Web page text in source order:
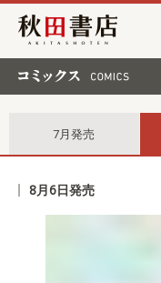
秋田書店
7月発売
8月6日発売